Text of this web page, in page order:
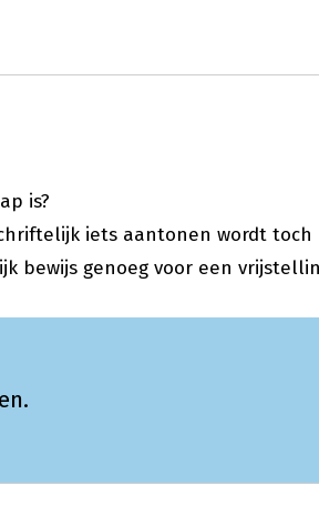
is?
iets aantonen wordt toch
bewijs genoeg voor een